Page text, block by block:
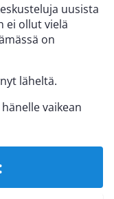
uusista
ei ollut vielä
on
läheltä.
vaikean